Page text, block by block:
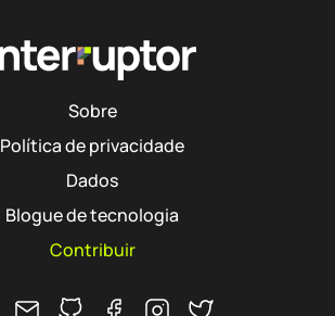
Sobre
Política de privacidade
Dados
Blogue de tecnologia
Contribuir